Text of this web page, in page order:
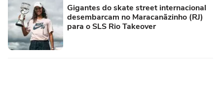
Gigantes do skate street internacional
desembarcam no Maracanãzinho (RJ)
para o SLS Rio Takeover